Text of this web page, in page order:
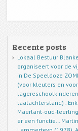
Recente posts
Lokaal Bestuur
organiseert voor de
in De Speeldoze
(voor kleuters en
taalachterstand) .
Maerlant-oud-
er een functie… Martin